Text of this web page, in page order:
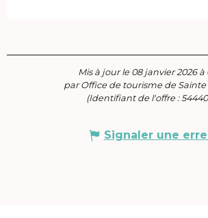
Mis à jour le 08 janvier 2026 à
par Office de tourisme de
(Identifiant de l'offre :
Signaler une